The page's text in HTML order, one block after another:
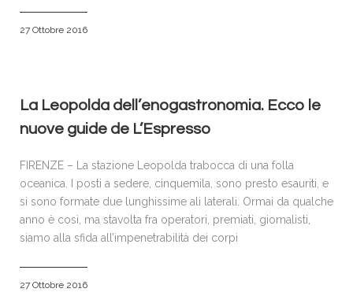
27 Ottobre 2016
La Leopolda dell’enogastronomia. Ecco le
nuove guide de L’Espresso
FIRENZE – La stazione Leopolda trabocca di una folla
oceanica. I posti a sedere, cinquemila, sono presto esauriti, e
si sono formate due lunghissime ali laterali. Ormai da qualche
anno è così, ma stavolta fra operatori, premiati, giornalisti,
siamo alla sfida all’impenetrabilità dei corpi
27 Ottobre 2016